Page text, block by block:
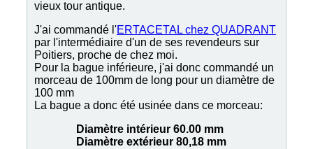
vieux tour antique.
J'ai commandé l'ERTACETAL chez QUADRANT
par l'intermédiaire d'un de ses revendeurs sur
Poitiers, proche de chez moi.
Pour la bague inférieure, j'ai donc commandé un
morceau de 100mm de long pour un diamètre de
100 mm
La bague a donc été usinée dans ce morceau:
Diamètre intérieur 60.00 mm
Diamètre extérieur 80,18 mm